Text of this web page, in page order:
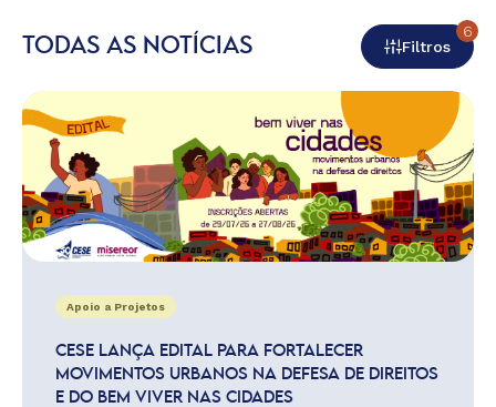
TODAS AS NOTÍCIAS Filtros
6
Apoio a Projetos
CESE LANÇA EDITAL PARA FORTALECER
MOVIMENTOS URBANOS NA DEFESA DE DIREITOS
E DO BEM VIVER NAS CIDADES